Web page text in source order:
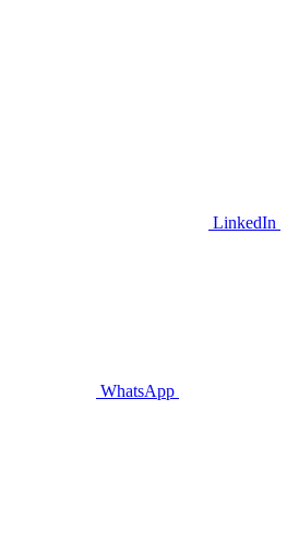
LinkedIn
WhatsApp